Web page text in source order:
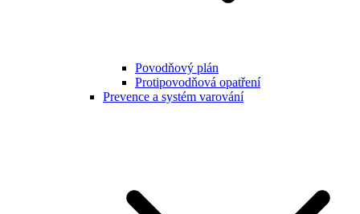
Povodňový plán
Protipovodňová opatření
Prevence a systém varování